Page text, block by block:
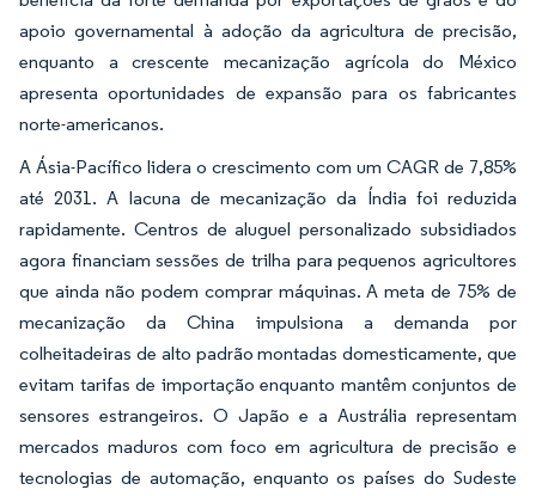
apoio governamental à adoção da agricultura de precisão,
enquanto a crescente mecanização agrícola do México
apresenta oportunidades de expansão para os fabricantes
norte-americanos.
A Ásia-Pacífico lidera o crescimento com um CAGR de 7,85%
até 2031. A lacuna de mecanização da Índia foi reduzida
rapidamente. Centros de aluguel personalizado subsidiados
agora financiam sessões de trilha para pequenos agricultores
que ainda não podem comprar máquinas. A meta de 75% de
mecanização da China impulsiona a demanda por
colheitadeiras de alto padrão montadas domesticamente, que
evitam tarifas de importação enquanto mantêm conjuntos de
sensores estrangeiros. O Japão e a Austrália representam
mercados maduros com foco em agricultura de precisão e
tecnologias de automação, enquanto os países do Sudeste